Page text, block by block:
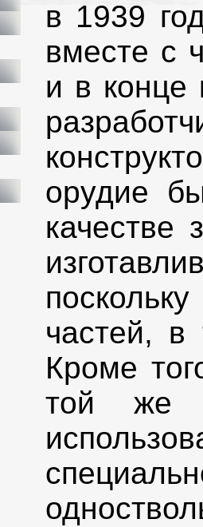
в 1939
вместе с
и в конце
орудие
качестве
частей,
Кроме
той же